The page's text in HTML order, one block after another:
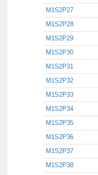
M1S2P27
M1S2P28
M1S2P29
M1S2P30
M1S2P31
M1S2P32
M1S2P33
M1S2P34
M1S2P35
M1S2P36
M1S2P37
M1S2P38